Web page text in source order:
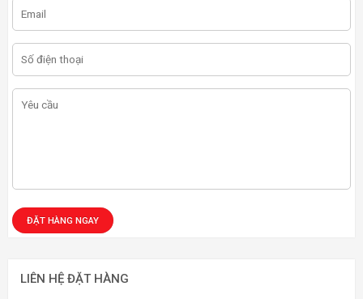
LIÊN HỆ ĐẶT HÀNG